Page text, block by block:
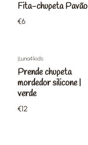
Fita-chupeta Pavão
€6
|Luna4kids
Prende chupeta
mordedor silicone |
verde
€12